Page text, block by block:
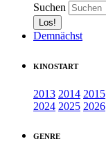
Suchen
Demnächst
KINOSTART
2013 2014 2015
2024 2025 2026
GENRE